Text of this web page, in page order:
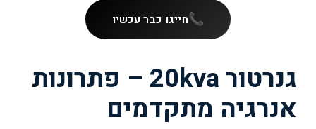
חייגו כבר עכשיו
גנרטור 20kva – פתרונות
אנרגיה מתקדמים